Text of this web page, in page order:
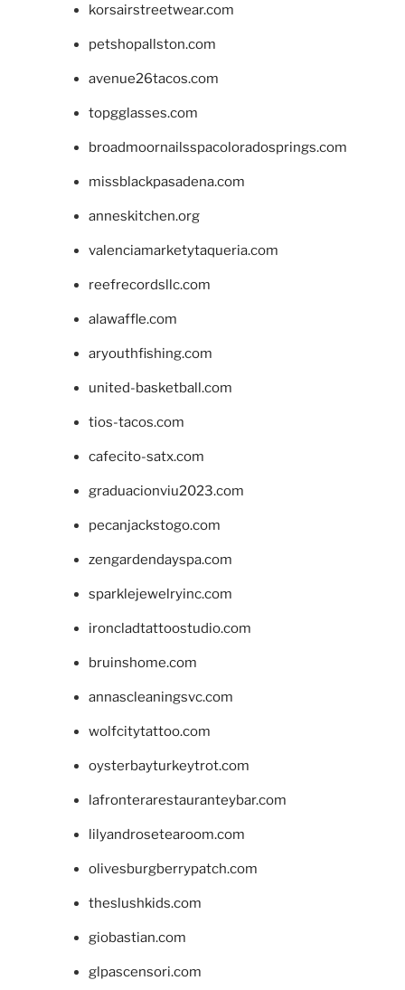
korsairstreetwear.com
petshopallston.com
avenue26tacos.com
topgglasses.com
broadmoornailsspacoloradosprings.com
missblackpasadena.com
anneskitchen.org
valenciamarketytaqueria.com
reefrecordsllc.com
alawaffle.com
aryouthfishing.com
united-basketball.com
tios-tacos.com
cafecito-satx.com
graduacionviu2023.com
pecanjackstogo.com
zengardendayspa.com
sparklejewelryinc.com
ironcladtattoostudio.com
bruinshome.com
annascleaningsvc.com
wolfcitytattoo.com
oysterbayturkeytrot.com
lafronterarestauranteybar.com
lilyandrosetearoom.com
olivesburgberrypatch.com
theslushkids.com
giobastian.com
glpascensori.com